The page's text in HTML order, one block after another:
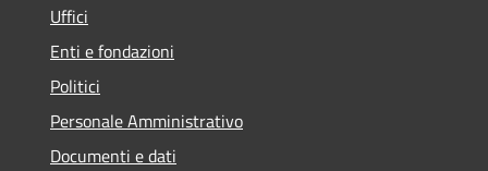
Uffici
Enti e fondazioni
Politici
Personale Amministrativo
Documenti e dati